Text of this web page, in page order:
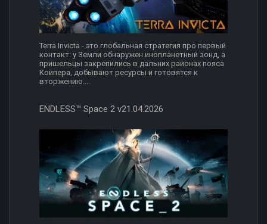
Terra Invicta - это глобальная стратегия про первый
контакт: у Земли обнаружен инопланетный зонд, а
пришельцы закрепились в дальних районах пояса
Койпера, добывают ресурсы и готовятся к
вторжению....
ENDLESS™ Space 2 v21.04.2026